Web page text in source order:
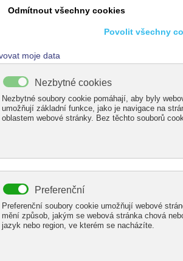
na vytvoření hliníkové pergoly
pasivních domů, u kterých
pasivních domů.
samonosných
a relaxační zóny u vašeho domu
a pergoly
slitinám, které jsou odolné vůči
zdí domu
samonosnou zimní zahradu
garážového stání nebo